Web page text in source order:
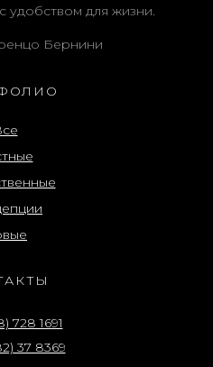
удобством для жизни.
Бернини
728 1691
37 8369